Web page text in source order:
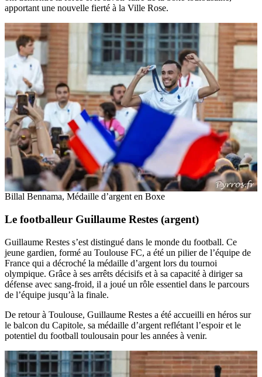
apportant une nouvelle fierté à la Ville Rose.
Billal Bennama, Médaille d’argent en Boxe
Le footballeur Guillaume Restes (argent)
Guillaume Restes s’est distingué dans le monde du football. Ce
jeune gardien, formé au Toulouse FC, a été un pilier de l’équipe de
France qui a décroché la médaille d’argent lors du tournoi
olympique. Grâce à ses arrêts décisifs et à sa capacité à diriger sa
défense avec sang-froid, il a joué un rôle essentiel dans le parcours
de l’équipe jusqu’à la finale.
De retour à Toulouse, Guillaume Restes a été accueilli en héros sur
le balcon du Capitole, sa médaille d’argent reflétant l’espoir et le
potentiel du football toulousain pour les années à venir.